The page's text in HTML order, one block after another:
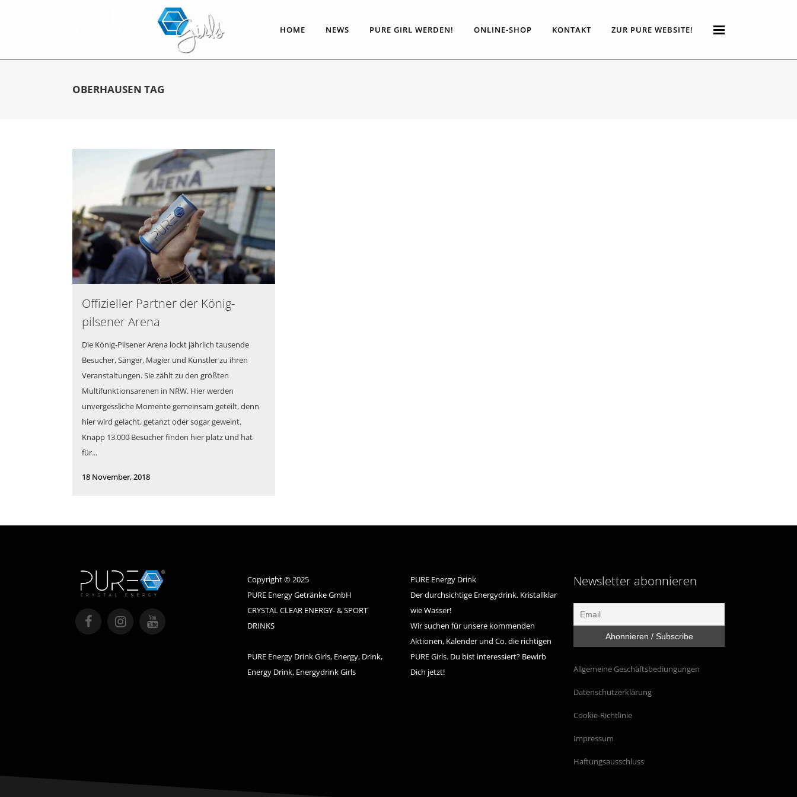
HOME NEWS PURE GIRL WERDEN! ONLINE-SHOP KONTAKT ZUR PURE WEBSITE!
OBERHAUSEN TAG
Offizieller Partner der König-
pilsener Arena
Die König-Pilsener Arena lockt jährlich tausende
Besucher, Sänger, Magier und Künstler zu ihren
Veranstaltungen. Sie zählt zu den größten
Multifunktionsarenen in NRW. Hier werden
unvergessliche Momente gemeinsam geteilt, denn
hier wird gelacht, getanzt oder sogar geweint.
Knapp 13.000 Besucher finden hier platz und hat
für...
18 November, 2018
Copyright © 2025
PURE Energy Getränke GmbH
CRYSTAL CLEAR ENERGY- & SPORT
DRINKS
PURE Energy Drink Girls, Energy, Drink,
Energy Drink, Energydrink Girls
PURE Energy Drink
Der durchsichtige Energydrink. Kristallklar
wie Wasser!
Wir suchen für unsere kommenden
Aktionen, Kalender und Co. die richtigen
PURE Girls. Du bist interessiert? Bewirb
Dich jetzt!
Newsletter abonnieren
Allgemeine Geschäftsbediungungen
Datenschutzerklärung
Cookie-Richtlinie
Impressum
Haftungsausschluss